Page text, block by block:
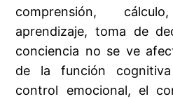
comprensión,
aprendizaje, toma de
conciencia no se ve
de la función
control emocional, el